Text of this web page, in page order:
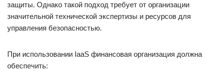
защиты. Однако такой подход требует от организации
значительной технической экспертизы и ресурсов для
управления безопасностью.
При использовании IaaS финансовая организация должна
обеспечить: